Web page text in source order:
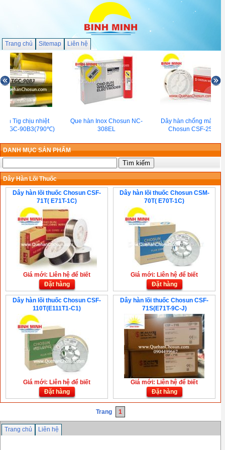
Trang chủ Sitemap Liên hệ
Tig chịu nhiệt
TGC-90B3(790℃)
Que hàn Inox Chosun NC-
308EL
Dây hàn chống mài
Chosun CSF-250H
DANH MỤC SẢN PHẨM
Dây Hàn Lõi Thuốc
Dây hàn lõi thuốc Chosun CSF-
71T( E71T-1C)
Giá mới: Liên hệ để biết
Đặt hàng
Dây hàn lõi thuốc Chosun CSM-
70T( E70T-1C)
Giá mới: Liên hệ để biết
Đặt hàng
Dây hàn lõi thuốc Chosun CSF-
110T(E111T1-C1)
Giá mới: Liên hệ để biết
Đặt hàng
Dây hàn lõi thuốc Chosun CSF-
71S(E71T-9C-J)
Giá mới: Liên hệ để biết
Đặt hàng
Trang 1
Trang chủ Liên hệ